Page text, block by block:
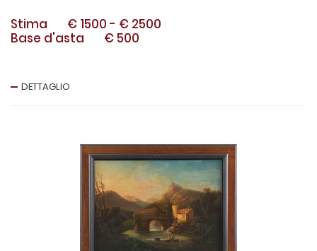
Stima € 1500 - € 2500
Base d'asta
€ 500
DETTAGLIO